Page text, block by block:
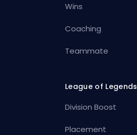
Wins
Coaching
Teammate
League of Legends
Division Boost
Placement